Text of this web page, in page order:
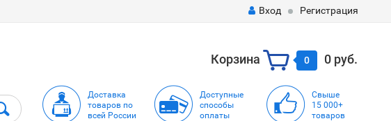
Вход Регистрация
Корзина 0 0 руб.
Доставка
товаров по
всей России
Доступные
способы
оплаты
Свыше
15 000+
товаров